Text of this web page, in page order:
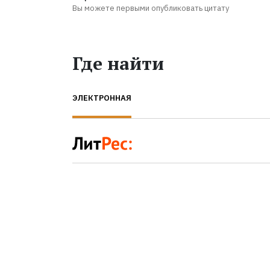
Вы можете первыми опубликовать цитату
Где найти
ЭЛЕКТРОННАЯ